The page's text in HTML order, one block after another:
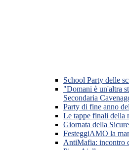
School Party delle
"Domani è un'altra
Secondaria
Party di fine anno
Le tappe finali della
Giornata della
FesteggiAMO la
AntiMafia: incontro